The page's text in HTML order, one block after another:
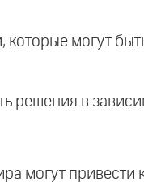
могут
решения в
могут